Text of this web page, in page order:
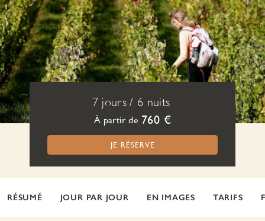
7 jours / 6 nuits
À partir de 760 €
JE RÉSERVE
RÉSUMÉ JOUR PAR JOUR EN IMAGES TARIFS